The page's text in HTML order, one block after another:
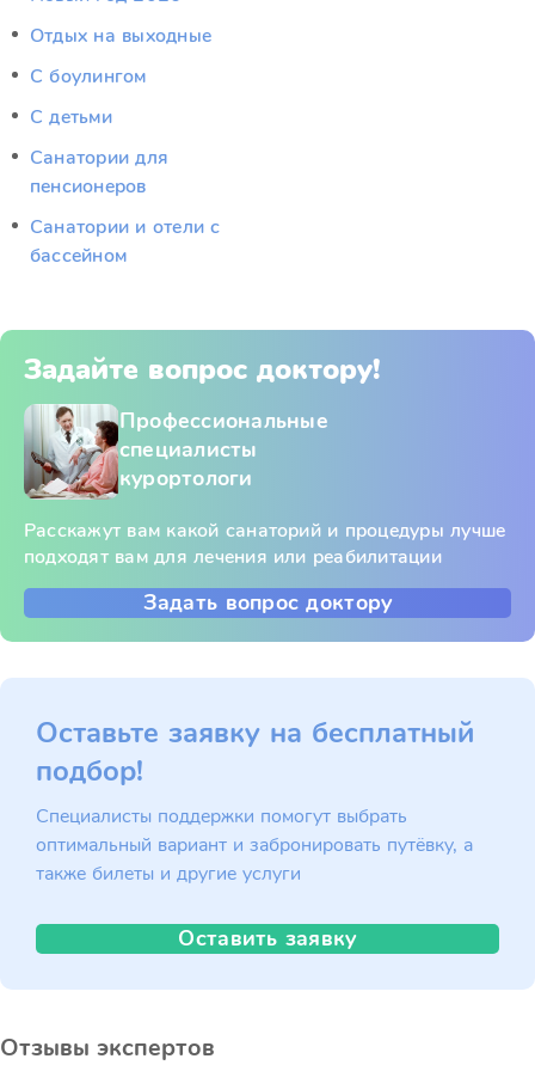
Отдых на выходные
С боулингом
С детьми
Санатории для
пенсионеров
Санатории и отели с
бассейном
Задайте вопрос доктору!
Профессиональные
специалисты
курортологи
Расскажут вам какой санаторий и процедуры лучше
подходят вам для лечения или реабилитации
Задать вопрос доктору
Оставьте заявку на бесплатный
подбор!
Специалисты поддержки помогут выбрать
оптимальный вариант и забронировать путёвку, а
также билеты и другие услуги
Оставить заявку
Отзывы экспертов